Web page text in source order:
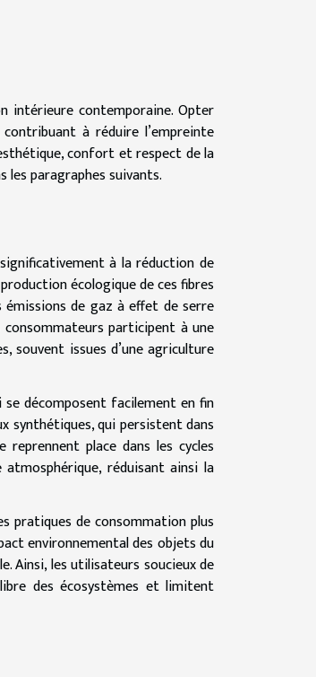
intérieure contemporaine. Opter
à réduire l’empreinte
confort et respect de la
paragraphes suivants.
à la réduction de
écologique de ces fibres
de gaz à effet de serre
participent à une
souvent issues d’une agriculture
décomposent facilement en fin
synthétiques, qui persistent dans
place dans les cycles
réduisant ainsi la
pratiques de consommation plus
environnemental des objets du
Ainsi, les utilisateurs soucieux de
des écosystèmes et limitent